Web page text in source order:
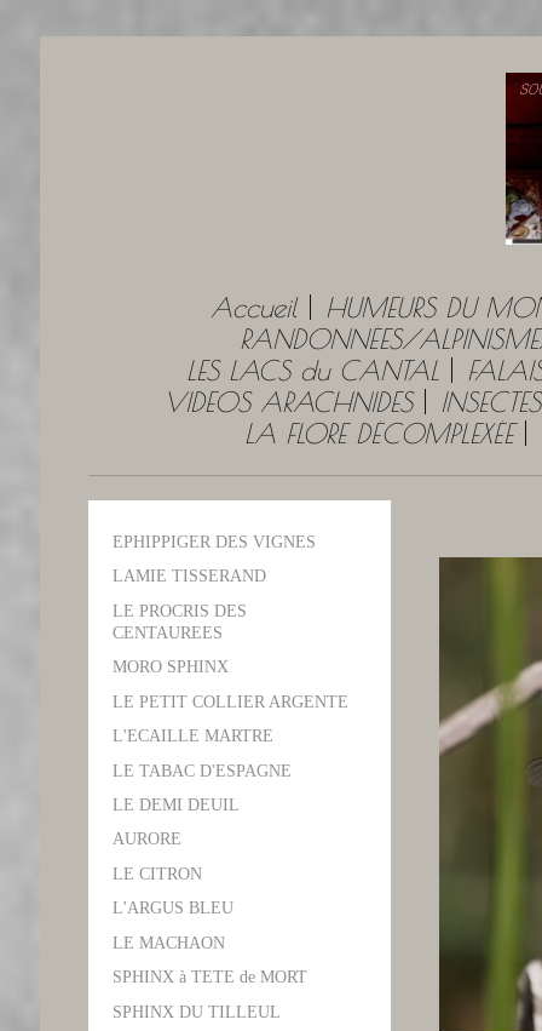
Accueil
HUMEURS DU
RANDONNÉES/
LES LACS du CANTAL
VIDEOS ARACHNIDES
INSECTES
LA FLORE DÉCOMPLEXÉE
EPHIPPIGER DES VIGNES
LAMIE TISSERAND
LE PROCRIS DES
CENTAUREES
MORO SPHINX
LE PETIT COLLIER ARGENTE
L'ECAILLE MARTRE
LE TABAC D'ESPAGNE
LE DEMI DEUIL
AURORE
LE CITRON
L'ARGUS BLEU
LE MACHAON
SPHINX à TETE de MORT
SPHINX DU TILLEUL